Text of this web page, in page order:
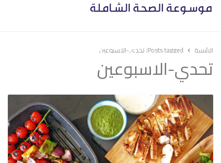
الرئيسة Posts tagged: تحدي-الاسبوعين
تحدي-الاسبوعين